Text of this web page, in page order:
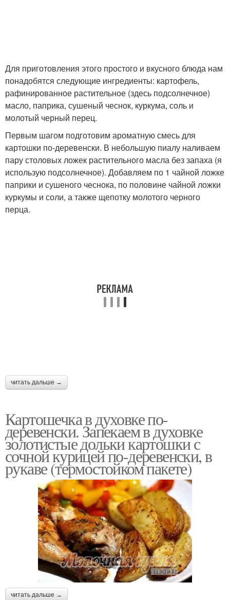
Для приготовления этого простого и вкусного блюда нам
понадобятся следующие ингредиенты: картофель,
рафинированное растительное (здесь подсолнечное)
масло, паприка, сушеный чеснок, куркума, соль и
молотый черный перец.
Первым шагом подготовим ароматную смесь для
картошки по-деревенски. В небольшую пиалу наливаем
пару столовых ложек растительного масла без запаха (я
использую подсолнечное). Добавляем по 1 чайной ложке
паприки и сушеного чеснока, по половине чайной ложки
куркумы и соли, а также щепотку молотого черного
перца.
читать дальше →
Картошечка в духовке по-
деревенски. Запекаем в духовке
золотистые дольки картошки с
сочной курицей по-деревенски, в
рукаве (термостойком пакете)
читать дальше →